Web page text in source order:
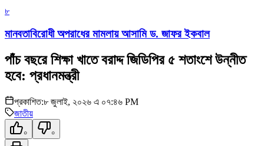
৮
মানবতাবিরোধী অপরাধের মামলায় আসামি ড. জাফর ইকবাল
পাঁচ বছরে শিক্ষা খাতে বরাদ্দ জিডিপির ৫ শতাংশে উন্নীত
হবে: প্রধানমন্ত্রী
প্রকাশিত:৮ জুলাই, ২০২৬ এ ০৭:৪৬ PM
জাতীয়
০ ০